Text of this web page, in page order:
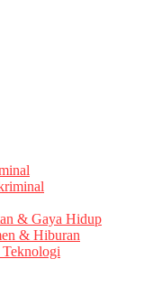
& Gaya Hidup
& Hiburan